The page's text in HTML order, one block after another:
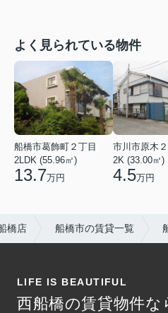
よく見られている物件
船橋市葛飾町２丁目
2LDK (55.96㎡)
13.7万円
市川市原木
2K (33.00㎡)
4.5万円
橋店 船橋市の賃貸一覧
LIFE IS BEAUTIFUL
西船橋の賃貸物件な